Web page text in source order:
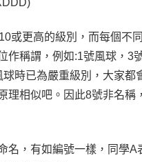
或更高的級別，而每個不
作稱謂，例如:1號風球，3
時已為嚴重級別，大家都
理相似吧。因此8號非名稱
名，有如編號一樣，同學A